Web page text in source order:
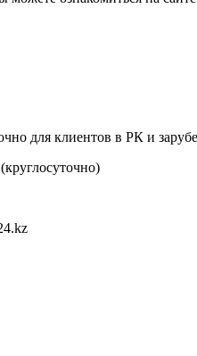
для клиентов в РК и